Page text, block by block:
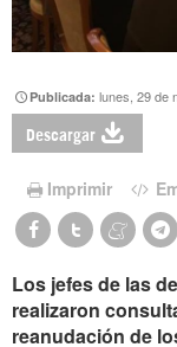
Publicada:lunes, 29 de
Descargar
Imprimir
Los jefes de las
realizaron
reanudación de